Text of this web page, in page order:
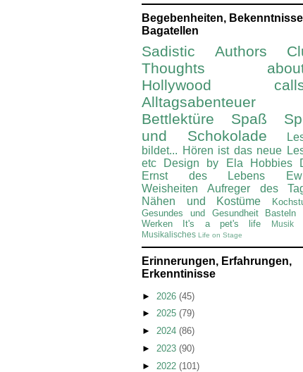
Begebenheiten,
Bagatellen
Sadistic Authors
Thoughts
Hollywood
Alltagsabenteuer
Bettlektüre
Spaß
und Schokolade
bildet... Hören ist das neue
etc
Design by Ela Hobbies
Ernst des Lebens
Weisheiten
Aufreger des
Nähen und Kostüme
Gesundes und Gesundheit
Basteln
Werken
It's a pet's life
Musik
Musikalisches Life on Stage
Erinnerungen, Erfahrungen,
Erkenntinisse
► 2026 (45)
► 2025 (79)
► 2024 (86)
► 2023 (90)
► 2022 (101)